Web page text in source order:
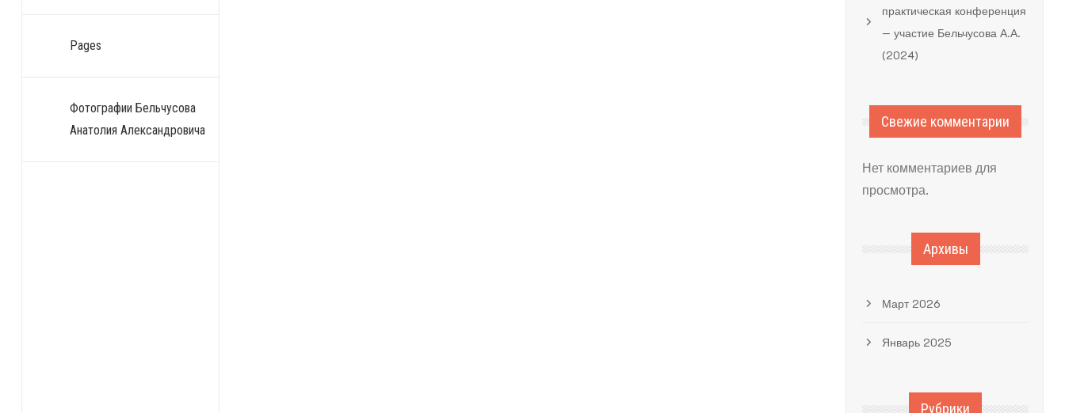
Pages
Фотографии Бельчусова
Анатолия Александровича
практическая конференция
— участие Бельчусова А.А.
(2024)
Свежие комментарии
Нет комментариев для
просмотра.
Архивы
Март 2026
Январь 2025
Рубрики